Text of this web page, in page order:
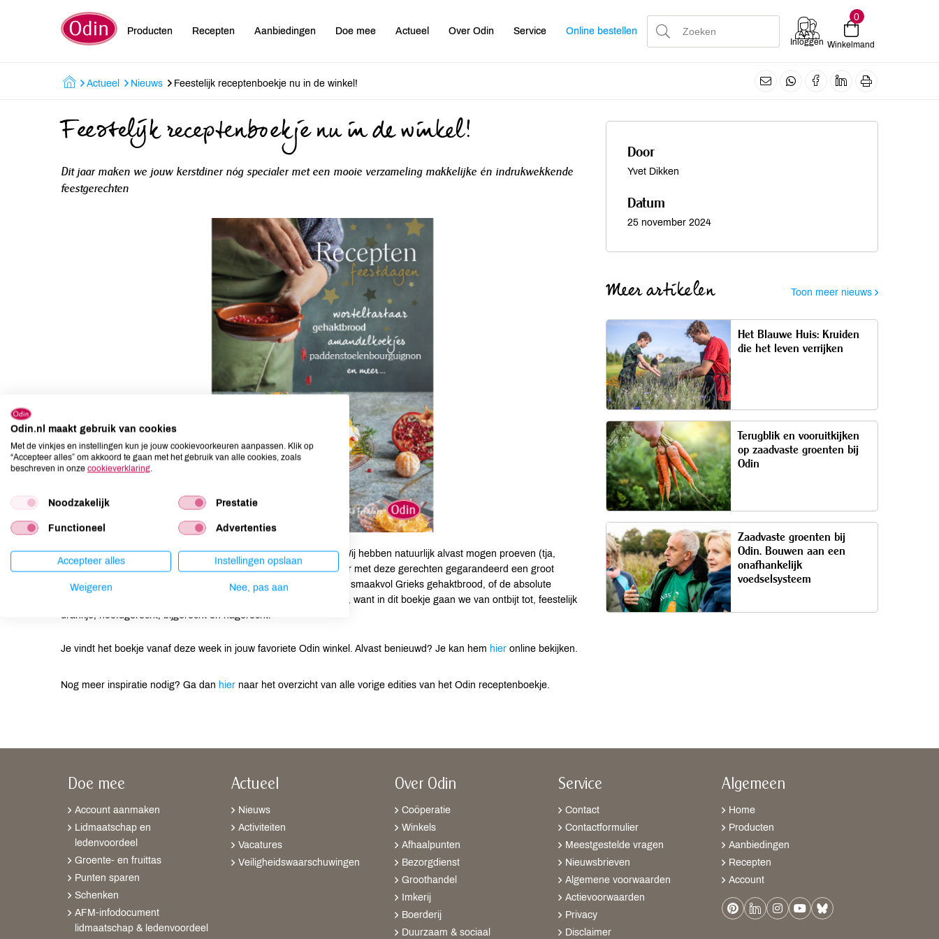
Producten Recepten Aanbiedingen Doe mee Actueel Over Odin Service Online bestellen
Inloggen
0
Winkelmand
Actueel Nieuws Feestelijk receptenboekje nu in de winkel!
Feestelijk receptenboekje nu in de winkel!
Dit jaar maken we jouw kerstdiner nóg specialer met een mooie verzameling makkelijke én indrukwekkende
feestgerechten
Alle recepten zijn bedacht door onze eigen Janneke en Mirjam. Wij hebben natuurlijk alvast mogen proeven (tja,
iemand moet het doen) en kunnen je vertellen dat jouw kerstdiner met deze gerechten gegarandeerd een groot
succes wordt! Of je nou de verrassende worteltartaar maakt, een smaakvol Grieks gehaktbrood, of de absolute
showstopper, mandarijnenpavola. Of zelfs een volledig kerstdiner, want in dit boekje gaan we van ontbijt tot, feestelijk
drankje, hoofdgerecht, bijgerecht en nagerecht.
Je vindt het boekje vanaf deze week in jouw favoriete Odin winkel. Alvast benieuwd? Je kan hem hier online bekijken.
Nog meer inspiratie nodig? Ga dan hier naar het overzicht van alle vorige edities van het Odin receptenboekje.
Door
Yvet Dikken
Datum
25 november 2024
Meer artikelen Toon meer nieuws
Het Blauwe Huis: Kruiden
die het leven verrijken
Terugblik en vooruitkijken
op zaadvaste groenten bij
Odin
Zaadvaste groenten bij
Odin. Bouwen aan een
onafhankelijk
voedselsysteem
Doe mee
Account aanmaken
Lidmaatschap en
ledenvoordeel
Groente- en fruittas
Punten sparen
Schenken
AFM-infodocument
lidmaatschap & ledenvoordeel
Actueel
Nieuws
Activiteiten
Vacatures
Veiligheidswaarschuwingen
Over Odin
Coöperatie
Winkels
Afhaalpunten
Bezorgdienst
Groothandel
Imkerij
Boerderij
Duurzaam & sociaal
Service
Contact
Contactformulier
Meestgestelde vragen
Nieuwsbrieven
Algemene voorwaarden
Actievoorwaarden
Privacy
Disclaimer
Algemeen
Home
Producten
Aanbiedingen
Recepten
Account
Odin.nl maakt gebruik van cookies
Met de vinkjes en instellingen kun je jouw cookievoorkeuren aanpassen. Klik op
“Accepteer alles” om akkoord te gaan met het gebruik van alle cookies, zoals
beschreven in onze cookieverklaring.
Noodzakelijk Prestatie
Functioneel Advertenties
Accepteer alles Instellingen opslaan
Weigeren Nee, pas aan